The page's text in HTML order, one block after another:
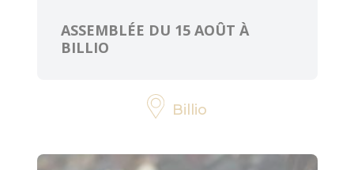
ASSEMBLÉE DU 15 AOÛT À
BILLIO
Billio